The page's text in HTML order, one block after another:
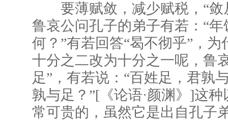
要薄赋敛，减少赋税，“敛
鲁哀公问孔子的弟子有若：“
何？”有若回答“曷不彻乎”，
十分之二改为十分之一呢，鲁
足”，有若说：“百姓足，君孰
孰与足？”[《论语·颜渊》]这
常可贵的，虽然它是出自孔子